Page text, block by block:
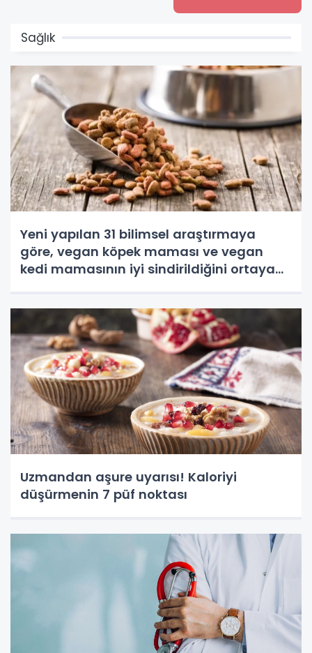
Sağlık
Yeni yapılan 31 bilimsel araştırmaya
göre, vegan köpek maması ve vegan
kedi mamasının iyi sindirildiğini ortaya
Uzmandan aşure uyarısı! Kaloriyi
düşürmenin 7 püf noktası